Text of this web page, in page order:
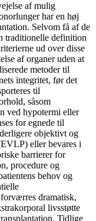
af mulig
har en høj
Selvom få af de
traditionelle definition
ud over disse
af organer uden at
metoder til
integritet, før det
til
såsom
ved hypotermi eller
for egnede til
objektivt og
eller bevares i
barrierer for
procedure og
behov og
dramatisk,
livsstøtte
Tidlige